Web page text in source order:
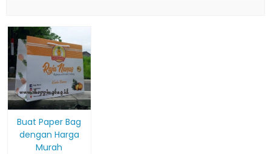
Buat Paper Bag
dengan Harga
Murah